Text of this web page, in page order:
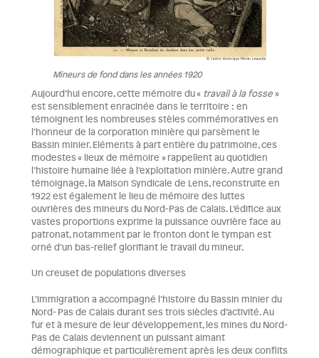
Mineurs de fond dans les années 1920
Aujourd’hui encore, cette mémoire du « travail à la fosse»
est sensiblement enracinée dans le territoire : en
témoignent les nombreuses stèles commémoratives en
l’honneur de la corporation minière qui parsèment le
Bassin minier. Eléments à part entière du patrimoine, ces
modestes « lieux de mémoire » rappellent au quotidien
l’histoire humaine liée à l’exploitation minière. Autre grand
témoignage, la Maison Syndicale de Lens, reconstruite en
1922 est également le lieu de mémoire des luttes
ouvrières des mineurs du Nord-Pas de Calais. L’édifice aux
vastes proportions exprime la puissance ouvrière face au
patronat, notamment par le fronton dont le tympan est
orné d’un bas-relief glorifiant le travail du mineur.
Un creuset de populations diverses
L’immigration a accompagné l’histoire du Bassin minier du
Nord- Pas de Calais durant ses trois siècles d’activité. Au
fur et à mesure de leur développement, les mines du Nord-
Pas de Calais deviennent un puissant aimant
démographique et particulièrement après les deux conflits